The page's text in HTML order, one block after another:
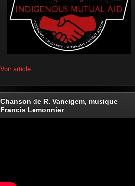
Voir article
Chanson de R. Vaneigem, musique
Francis Lemonnier